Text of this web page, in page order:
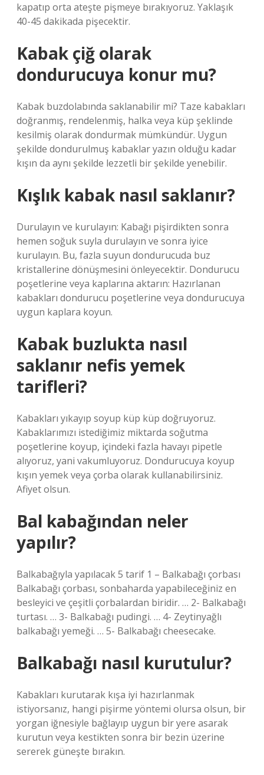
kapatıp orta ateşte pişmeye bırakıyoruz. Yaklaşık
40-45 dakikada pişecektir.
Kabak çiğ olarak
dondurucuya konur mu?
Kabak buzdolabında saklanabilir mi? Taze kabakları
doğranmış, rendelenmiş, halka veya küp şeklinde
kesilmiş olarak dondurmak mümkündür. Uygun
şekilde dondurulmuş kabaklar yazın olduğu kadar
kışın da aynı şekilde lezzetli bir şekilde yenebilir.
Kışlık kabak nasıl saklanır?
Durulayın ve kurulayın: Kabağı pişirdikten sonra
hemen soğuk suyla durulayın ve sonra iyice
kurulayın. Bu, fazla suyun dondurucuda buz
kristallerine dönüşmesini önleyecektir. Dondurucu
poşetlerine veya kaplarına aktarın: Hazırlanan
kabakları dondurucu poşetlerine veya dondurucuya
uygun kaplara koyun.
Kabak buzlukta nasıl
saklanır nefis yemek
tarifleri?
Kabakları yıkayıp soyup küp küp doğruyoruz.
Kabaklarımızı istediğimiz miktarda soğutma
poşetlerine koyup, içindeki fazla havayı pipetle
alıyoruz, yani vakumluyoruz. Dondurucuya koyup
kışın yemek veya çorba olarak kullanabilirsiniz.
Afiyet olsun.
Bal kabağından neler
yapılır?
Balkabağıyla yapılacak 5 tarif 1 – Balkabağı çorbası
Balkabağı çorbası, sonbaharda yapabileceğiniz en
besleyici ve çeşitli çorbalardan biridir. … 2- Balkabağı
turtası. … 3- Balkabağı pudingi. … 4- Zeytinyağlı
balkabağı yemeği. … 5- Balkabağı cheesecake.
Balkabağı nasıl kurutulur?
Kabakları kurutarak kışa iyi hazırlanmak
istiyorsanız, hangi pişirme yöntemi olursa olsun, bir
yorgan iğnesiyle bağlayıp uygun bir yere asarak
kurutun veya kestikten sonra bir bezin üzerine
sererek güneşte bırakın.